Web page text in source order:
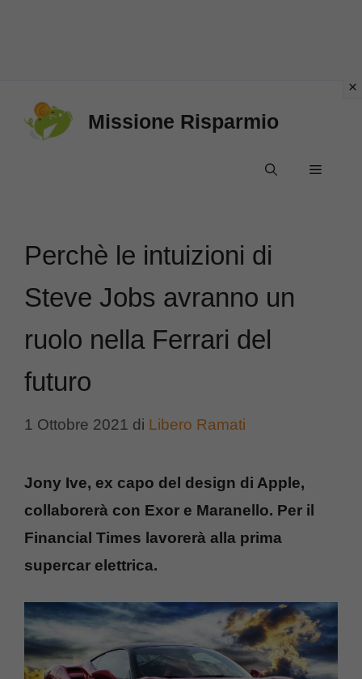
Missione Risparmio
Menu
Perchè le intuizioni di
Steve Jobs avranno un
ruolo nella Ferrari del
futuro
1 Ottobre 2021 di Libero Ramati
Jony Ive, ex capo del design di Apple,
collaborerà con Exor e Maranello. Per il
Financial Times lavorerà alla prima
supercar elettrica.